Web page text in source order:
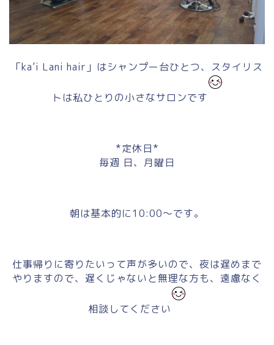
「ka’i Lani hair」はシャンプー台ひとつ、スタイリス
トは私ひとりの小さなサロンです
*定休日*
毎週 日、月曜日
朝は基本的に10:00～です。
仕事帰りに寄りたいって声が多いので、夜は遅めまで
やりますので、遅くじゃないと無理な方も、遠慮なく
相談してください